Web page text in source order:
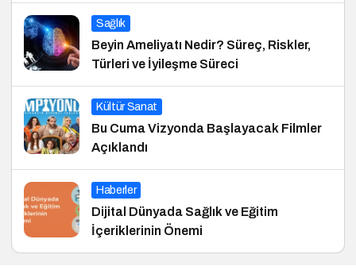
Sağlık
Beyin Ameliyatı Nedir? Süreç, Riskler,
Türleri ve İyileşme Süreci
Kültür Sanat
Bu Cuma Vizyonda Başlayacak Filmler
Açıklandı
Haberler
Dijital Dünyada Sağlık ve Eğitim
İçeriklerinin Önemi